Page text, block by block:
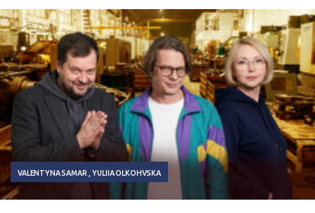
VALENTYNA SAMAR YULIIA OLKOHVSKA